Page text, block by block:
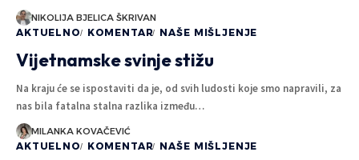
NIKOLIJA BJELICA ŠKRIVAN
AKTUELNO KOMENTAR NAŠE MIŠLJENJE
Vijetnamske svinje stižu
Na kraju će se ispostaviti da je, od svih ludosti koje smo napravili, za
nas bila fatalna stalna razlika između…
MILANKA KOVAČEVIĆ
AKTUELNO KOMENTAR NAŠE MIŠLJENJE